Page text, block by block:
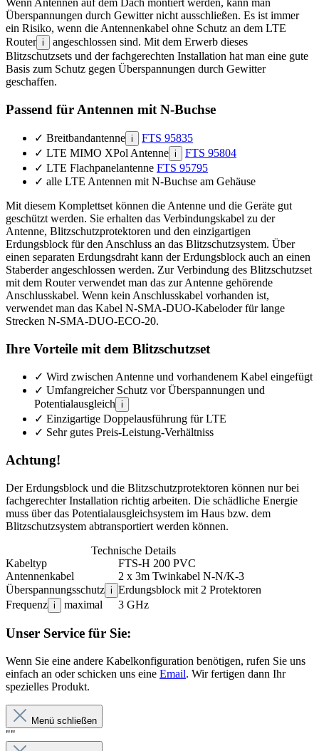
Wenn Antennen auf dem Dach montiert werden, kann man
Überspannungen durch Gewitter nicht ausschließen. Es ist immer
ein Risiko, wenn die Antennenkabel ohne Schutz an dem LTE
Router i
angeschlossen sind. Mit dem Erwerb dieses
Blitzschutzsets und der fachgerechten Installation hat man eine gute
Basis zum Schutz gegen Überspannungen durch Gewitter
geschaffen.
Passend für Antennen mit N-Buchse
✓ Breitbandantenne i
FTS 95835
✓ LTE MIMO XPol Antenne i
FTS 95804
✓ LTE Flachpanelantenne FTS 95795
✓ alle LTE Antennen mit N-Buchse am Gehäuse
Mit diesem Komplettset können die Antenne und die Geräte gut
geschützt werden. Sie erhalten das Verbindungskabel zu der
Antenne, Blitzschutzprotektoren und den einzigartigen
Erdungsblock für den Anschluss an das Blitzschutzsystem. Über
einen separaten Erdungsdraht kann der Erdungsblock auch an einen
Staberder angeschlossen werden. Zur Verbindung des Blitzschutzset
mit dem Router verwendet man das zur Antenne gehörende
Anschlusskabel. Wenn kein Anschlusskabel vorhanden ist,
verwendet man das Kabel N-SMA-DUO-Kabeloder für lange
Strecken N-SMA-DUO-ECO-20.
Ihre Vorteile mit dem Blitzschutzset
✓ Wird zwischen Antenne und vorhandenem Kabel eingefügt
✓ Umfangreicher Schutz vor Überspannungen und
Potentialausgleich i
✓ Einzigartige Doppelausführung für LTE
✓ Sehr gutes Preis-Leistung-Verhältniss
Achtung!
Der Erdungsblock und die Blitzschutzprotektoren können nur bei
fachgerechter Installation richtig arbeiten. Die schädliche Energie
muss über das Potentialausgleichsystem im Haus bzw. dem
Blitzschutzsystem abtransportiert werden können.
Technische Details
Kabeltyp
FTS-H 200 PVC
Antennenkabel
2 x 3m Twinkabel N-N/K-3
Überspannungsschutz i Erdungsblock mit 2 Protektoren
Frequenz i maximal 3 GHz
Unser Service für Sie:
Wenn Sie eine andere Kabelkonfiguration benötigen, rufen Sie uns
einfach an oder schicken uns eine Email. Wir fertigen dann Ihr
spezielles Produkt.
Menü schließen
""